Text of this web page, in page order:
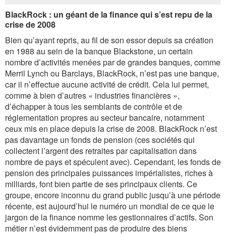
BlackRock : un géant de la finance qui s’est repu de la
crise de 2008
Bien qu’ayant repris, au fil de son essor depuis sa création
en 1988 au sein de la banque Blackstone, un certain
nombre d’activités menées par de grandes banques, comme
Merril Lynch ou Barclays, BlackRock, n’est pas une banque,
car il n’effectue aucune activité de crédit. Cela lui permet,
comme à bien d’autres « industries financières »,
d’échapper à tous les semblants de contrôle et de
réglementation propres au secteur bancaire, notamment
ceux mis en place depuis la crise de 2008. BlackRock n’est
pas davantage un fonds de pension (ces sociétés qui
collectent l’argent des retraites par capitalisation dans
nombre de pays et spéculent avec). Cependant, les fonds de
pension des principales puissances impérialistes, riches à
milliards, font bien partie de ses principaux clients. Ce
groupe, encore inconnu du grand public jusqu’à une période
récente, est aujourd’hui le numéro un mondial de ce que le
jargon de la finance nomme les gestionnaires d’actifs. Son
métier n’est évidemment pas de produire des biens